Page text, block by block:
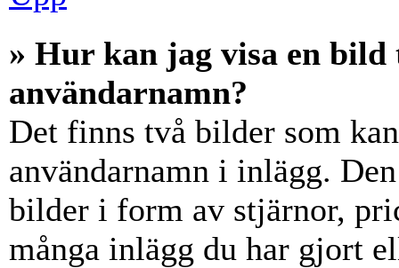
» Hur kan jag visa en
användarnamn?
Det finns två bilder som
användarnamn i inlägg.
bilder i form av stjärnor,
många inlägg du har gjort